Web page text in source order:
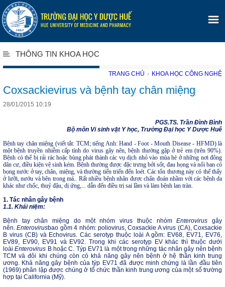
THÔNG TIN KHOA HỌC
TRANG CHỦ › KHOA HỌC CÔNG NGHỆ
Coxsackievirus và bệnh tay chân miệng
28/01/2015 10:19
PGS.TS. Trần Đình Bình
Bộ môn Vi sinh vật Y học, Trường Đại học Y Dược Huế
Bệnh tay chân miệng (viết tắt: TCM; tiếng Anh: Hand - Foot - Mouth Disease - HFMD) là
một bệnh truyền nhiễm cấp tính do virus gây nên, bệnh thường gặp ở trẻ em (trên 90%).
Bệnh có thể bị rải rác hoặc bùng phát thành các vụ dịch nhỏ vào mùa hè ở những nơi đông
dân cư, điều kiện vệ sinh kém. Bệnh thường được đặc trưng bởi sốt, đau họng và nổi ban có
bọng nước ở tay, chân, miệng, và thường tiến triển đến loét. Các tổn thương này có thể thấy
ở lưỡi, nướu và bên trong má.. Rất nhiều bệnh nhân được chẩn đoán nhầm với các bệnh da
khác như chốc, thuỷ đậu, dị ứng,... dẫn đến điều trị sai lầm và làm bệnh lan tràn.
1. Tác nhân gây bệnh
1.1. Khái niệm:
Bệnh tay chân miệng do một nhóm virus thuộc nhómEnterovirus gây
nên.Enterovirusbao gồm 4 nhóm: poliovirus, Coxsackie A virus (CA), Coxsackie
B virus (CB) và Echovirus. Các serotyp thuộc loài A gồm: EV68, EV71, EV76,
EV89, EV90, EV91 và EV92. Trong khi các serotyp EV khác thì thuộc dưới
loàiEnterovirus B hoặc C. Týp EV71 là một trong những tác nhân gây nên bệnh
TCM và đôi khi chúng còn có khả năng gây nên bệnh ở hệ thần kinh trung
ương. Khả năng gây bệnh của týp EV71 đã được minh chứng là lần đầu tiên
(1969) phân lập được chúng ở tổ chức thần kinh trung ương của một số trường
hợp tại California (Mỹ).